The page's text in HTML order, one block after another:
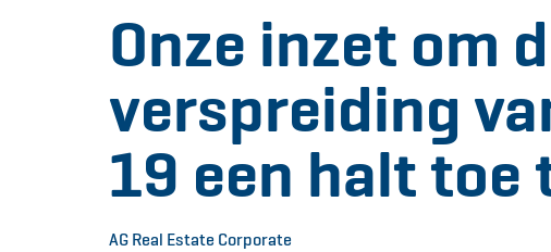
Onze inzet om
verspreiding
19 een halt toe
AG Real Estate Corporate